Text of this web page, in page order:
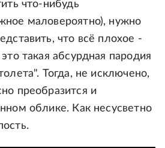
что-нибудь
маловероятно), нужно
что всё плохое -
такая абсурдная пародия
Тогда, не исключено,
преобразится и
облике. Как несусветно